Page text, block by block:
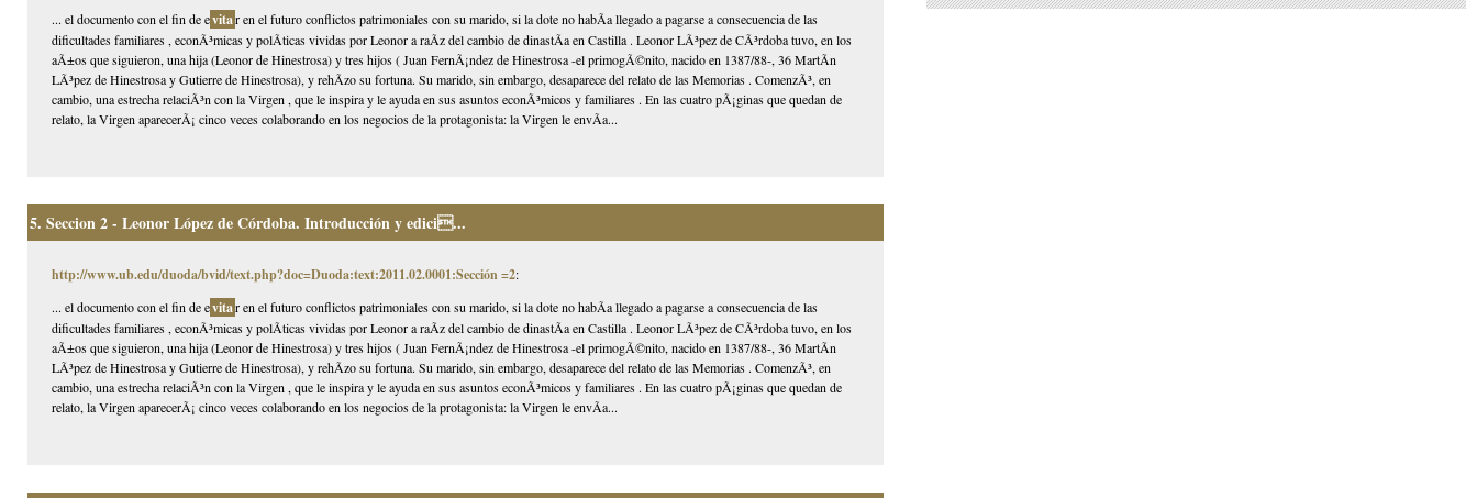
... el documento con el fin de evitar en el futuro conflictos patrimoniales con su marido, si la dote no habÃ­a llegado a pagarse a consecuencia de las
dificultades familiares , econÃ³micas y polÃ­ticas vividas por Leonor a raÃ­z del cambio de dinastÃ­a en Castilla . Leonor LÃ³pez de CÃ³rdoba tuvo, en los
aÃ±os que siguieron, una hija (Leonor de Hinestrosa) y tres hijos ( Juan FernÃ¡ndez de Hinestrosa -el primogÃ©nito, nacido en 1387/88-, 36 MartÃ­n
LÃ³pez de Hinestrosa y Gutierre de Hinestrosa), y rehÃ­zo su fortuna. Su marido, sin embargo, desaparece del relato de las Memorias . ComenzÃ³, en
cambio, una estrecha relaciÃ³n con la Virgen , que le inspira y le ayuda en sus asuntos econÃ³micos y familiares . En las cuatro pÃ¡ginas que quedan de
relato, la Virgen aparecerÃ¡ cinco veces colaborando en los negocios de la protagonista: la Virgen le envÃ­a...
5. Seccion 2 - Leonor López de Córdoba. Introducción y edici...
http://www.ub.edu/duoda/bvid/text.php?doc=Duoda:text:2011.02.0001:Sección =2:
... el documento con el fin de evitar en el futuro conflictos patrimoniales con su marido, si la dote no habÃ­a llegado a pagarse a consecuencia de las
dificultades familiares , econÃ³micas y polÃ­ticas vividas por Leonor a raÃ­z del cambio de dinastÃ­a en Castilla . Leonor LÃ³pez de CÃ³rdoba tuvo, en los
aÃ±os que siguieron, una hija (Leonor de Hinestrosa) y tres hijos ( Juan FernÃ¡ndez de Hinestrosa -el primogÃ©nito, nacido en 1387/88-, 36 MartÃ­n
LÃ³pez de Hinestrosa y Gutierre de Hinestrosa), y rehÃ­zo su fortuna. Su marido, sin embargo, desaparece del relato de las Memorias . ComenzÃ³, en
cambio, una estrecha relaciÃ³n con la Virgen , que le inspira y le ayuda en sus asuntos econÃ³micos y familiares . En las cuatro pÃ¡ginas que quedan de
relato, la Virgen aparecerÃ¡ cinco veces colaborando en los negocios de la protagonista: la Virgen le envÃ­a...